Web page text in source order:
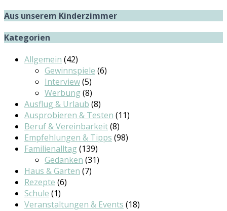
Aus unserem Kinderzimmer
Kategorien
Allgemein (42)
Gewinnspiele (6)
Interview(5)
Werbung (8)
Ausflug & Urlaub (8)
Ausprobieren & Testen (11)
Beruf & Vereinbarkeit(8)
Empfehlungen & Tipps (98)
Familienalltag (139)
Gedanken (31)
Haus & Garten (7)
Rezepte (6)
Schule (1)
Veranstaltungen & Events (18)